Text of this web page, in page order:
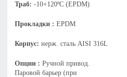
Траб: -10+120ºC (EPDM)
Прокладки : EPDM
Корпус: нерж. сталь AISI 316L
Опции : Ручной привод.
Паровой барьер (при